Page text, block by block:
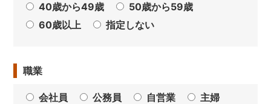
40歳から49歳
50歳から59歳
60歳以上
指定しない
職業
会社員 公務員 自営業
主婦